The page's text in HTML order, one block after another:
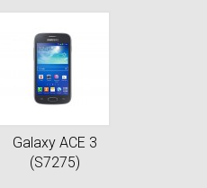
Galaxy ACE 3
(S7275)